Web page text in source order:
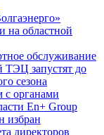
на областной
обслуживание
ТЭЦ запустят до
сезона
с органами
En+ Group
избран
директоров